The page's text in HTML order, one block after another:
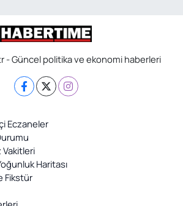
- Güncel politika ve ekonomi haberleri
Eczaneler
Vakitleri
Haritası
Fikstür